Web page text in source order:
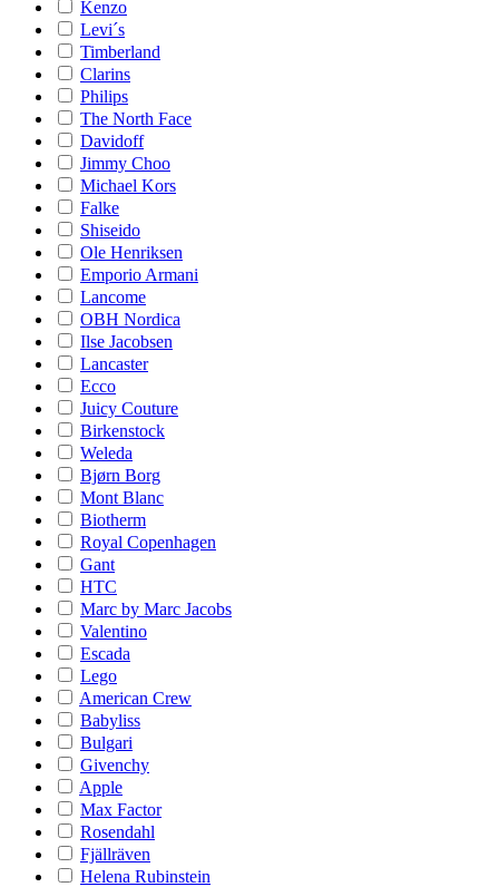
Kenzo
Levi´s
Timberland
Clarins
Philips
The North Face
Davidoff
Jimmy Choo
Michael Kors
Falke
Shiseido
Ole Henriksen
Emporio Armani
Lancome
OBH Nordica
Ilse Jacobsen
Lancaster
Ecco
Juicy Couture
Birkenstock
Weleda
Bjørn Borg
Mont Blanc
Biotherm
Royal Copenhagen
Gant
HTC
Marc by Marc Jacobs
Valentino
Escada
Lego
American Crew
Babyliss
Bulgari
Givenchy
Apple
Max Factor
Rosendahl
Fjällräven
Helena Rubinstein